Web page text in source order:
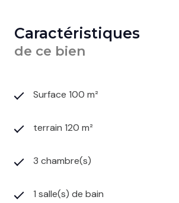
Caractéristiques
de ce bien
Surface 100 m²
terrain 120 m²
3 chambre(s)
1 salle(s) de bain